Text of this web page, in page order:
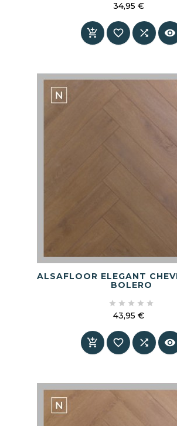
34,95 €
   
ALSAFLOOR ELEGANT
BOLERO
    
43,95 €
   